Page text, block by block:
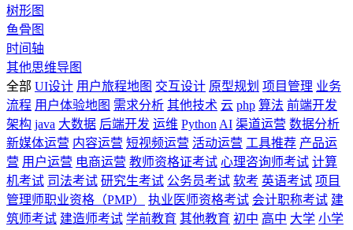
树形图
鱼骨图
时间轴
其他思维导图
全部 UI设计 用户旅程地图 交互设计 原型规划 项目管理 业务
流程 用户体验地图 需求分析 其他技术 云 php 算法 前端开发
架构 java 大数据 后端开发 运维 Python AI 渠道运营 数据分析
新媒体运营 内容运营 短视频运营 活动运营 工具推荐 产品运
营 用户运营 电商运营 教师资格证考试 心理咨询师考试 计算
机考试 司法考试 研究生考试 公务员考试 软考 英语考试 项目
管理师职业资格（PMP）
执业医师资格考试 会计职称考试 建
筑师考试 建造师考试 学前教育 其他教育 初中 高中 大学 小学